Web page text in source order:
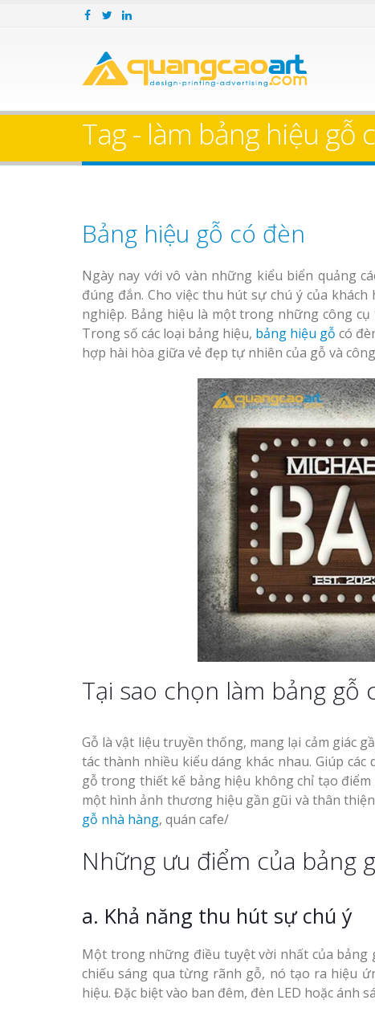
Tag - làm bảng hiệu gỗ
Bảng hiệu gỗ có đèn
Ngày nay với vô vàn những kiểu biển quảng
đúng đắn. Cho việc thu hút sự chú ý của
nghiệp. Bảng hiệu là một trong những công
Trong số các loại bảng hiệu, bảng hiệu gỗ có
hợp hài hòa giữa vẻ đẹp tự nhiên của gỗ và
Tại sao chọn làm bảng gỗ
Gỗ là vật liệu truyền thống, mang lại cảm giác
tác thành nhiều kiểu dáng khác nhau. Giúp
gỗ trong thiết kế bảng hiệu không chỉ tạo điểm
một hình ảnh thương hiệu gần gũi và thân
gỗ nhà hàng, quán cafe/
Những ưu điểm của bảng
a. Khả năng thu hút sự chú ý
Một trong những điều tuyệt vời nhất của bảng
chiếu sáng qua từng rãnh gỗ, nó tạo ra hiệu
hiệu. Đặc biệt vào ban đêm, đèn LED hoặc ánh